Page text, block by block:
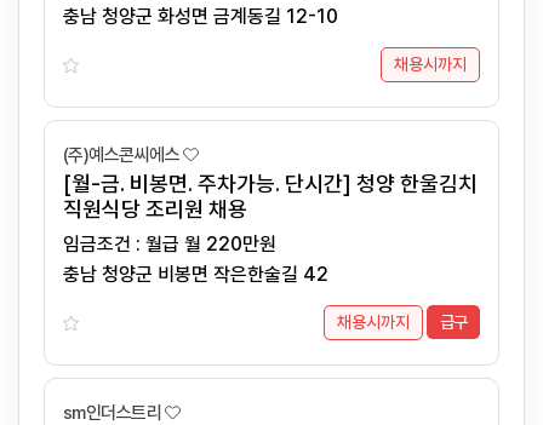
충남 청양군 화성면 금계동길 12-10
채용시까지
(주)예스콘씨에스
[월-금. 비봉면. 주차가능. 단시간] 청양 한울김치
직원식당 조리원 채용
임금조건 : 월급 월 220만원
충남 청양군 비봉면 작은한술길 42
채용시까지 급구
sm인더스트리